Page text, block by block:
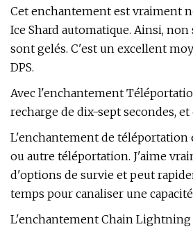
Cet enchantement est vraiment
Ice Shard automatique. Ainsi,
sont gelés. C'est un excellent
DPS.
Avec l'enchantement
recharge de dix-sept secondes,
L'enchantement de téléportation
ou autre téléportation. J'aime
d'options de survie et peut
temps pour canaliser une
L'enchantement Chain